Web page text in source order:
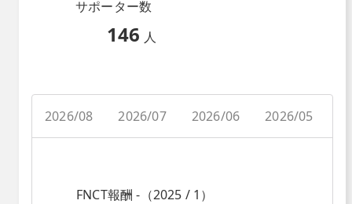
サポーター数
146 人
2026/08 2026/07 2026/06 2026/05
FNCT報酬 -（2025 / 1）